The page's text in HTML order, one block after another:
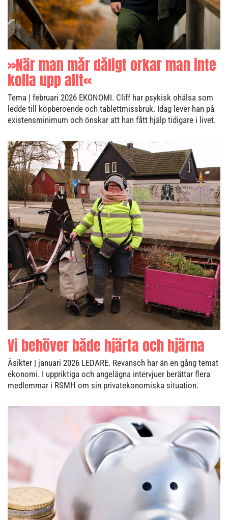
»När man mår dåligt orkar man inte
kolla upp allt«
Tema | februari 2026 EKONOMI. Cliff har psykisk ohälsa som
ledde till köpberoende och tablettmissbruk. Idag lever han på
existensminimum och önskar att han fått hjälp tidigare i livet.
Vi behöver både hjärta och hjärna
Åsikter | januari 2026 LEDARE. Revansch har än en gång temat
ekonomi. I uppriktiga och angelägna intervjuer berättar flera
medlemmar i RSMH om sin privatekonomiska situation.